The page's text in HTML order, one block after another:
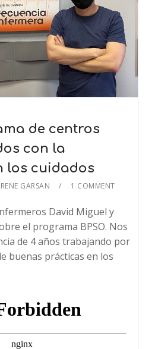
de centros
con la
los cuidados
GARSAN 1 COMMENT
David Miguel y
el programa BPSO. Nos
de 4 años trabajando por
buenas prácticas en los